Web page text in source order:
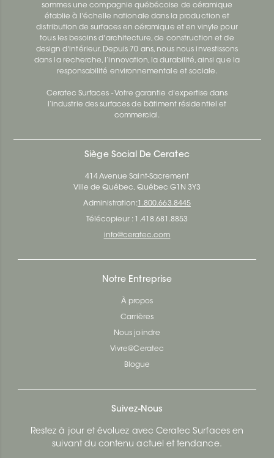
sommes une compagnie québécoise de céramique
établie à l'échelle nationale dans la production et
distribution de surfaces en céramique et en vinyle pour
tous les besoins d'architecture, de construction et de
design d'intérieur. Depuis 70 ans, nous nous investissons
dans la recherche, l’innovation, la durabilité, ainsi que la
responsabilité environnementale et sociale.
Ceratec Surfaces - Votre garantie d'expertise dans
l’industrie des surfaces de bâtiment résidentiel et
commercial.
Siège Social De Ceratec
414 Avenue Saint-Sacrement
Ville de Québec, Québec G1N 3Y3
Administration: 1.800.663.8445
Télécopieur : 1.418.681.8853
info@ceratec.com
Notre Entreprise
À propos
Carrières
Nous joindre
Vivre@Ceratec
Blogue
Suivez-Nous
Restez à jour et évoluez avec Ceratec Surfaces en
suivant du contenu actuel et tendance.